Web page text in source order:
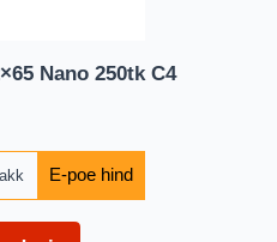
Nano 250tk C4